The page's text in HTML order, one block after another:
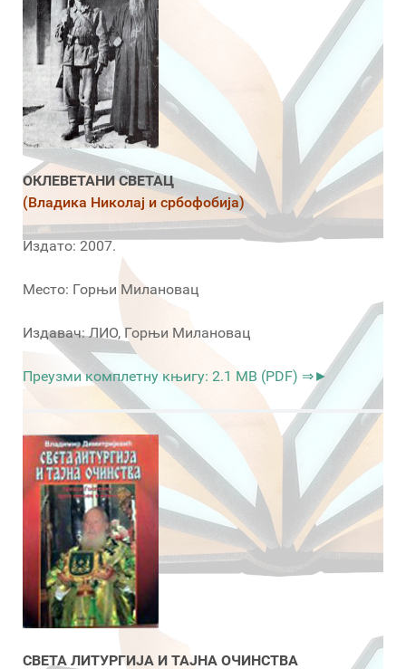
ОКЛЕВЕТАНИ СВЕТАЦ
(Владика Николај и србофобија)
Издато: 2007.
Место: Горњи Милановац
Издавач: ЛИО, Горњи Милановац
Преузми комплетну књигу: 2.1 MB (PDF) ⇒►
СВЕТА ЛИТУРГИЈА И ТАЈНА ОЧИНСТВА